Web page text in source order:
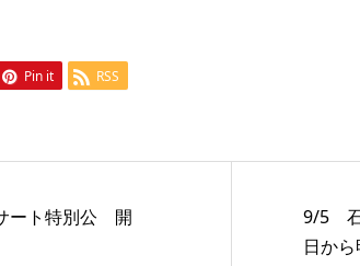
Pin it RSS
ート特別公 開
9/5 石
日から